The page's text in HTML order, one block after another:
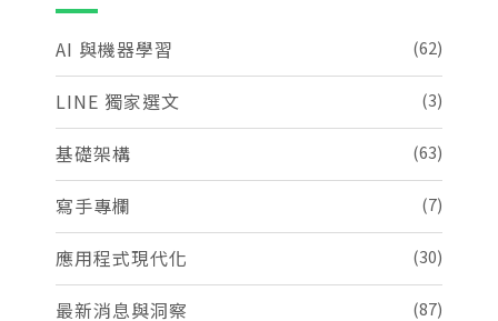
AI 與機器學習 (62)
LINE 獨家選文 (3)
基礎架構 (63)
寫手專欄 (7)
應用程式現代化 (30)
最新消息與洞察 (87)